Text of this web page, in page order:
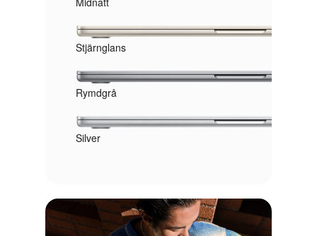
Stjärnglans
Rymdgrå
Silver